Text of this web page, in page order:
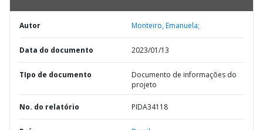
Autor Monteiro, Emanuela;
Data do documento 2023/01/13
TIpo de documento
Documento de informações do
projeto
No. do relatório PIDA34118